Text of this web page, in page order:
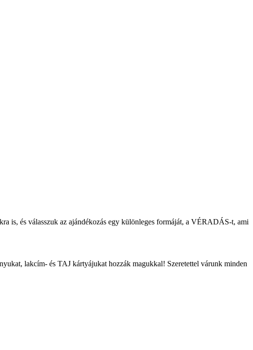
is, és válasszuk az ajándékozás egy különleges formáját, a VÉRADÁS-t, ami
lakcím- és TAJ kártyájukat hozzák magukkal! Szeretettel várunk minden